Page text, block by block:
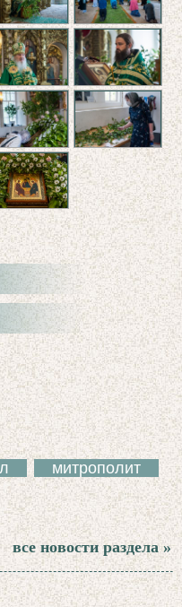
митрополит
все новости раздела »